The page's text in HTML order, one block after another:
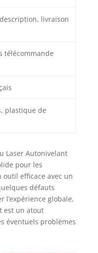
nivellement,
des
de
livraison
télécommande
plastique de
Laser Autonivelant
pour les
efficace avec un
défauts
l’expérience globale,
est un atout
éventuels problèmes